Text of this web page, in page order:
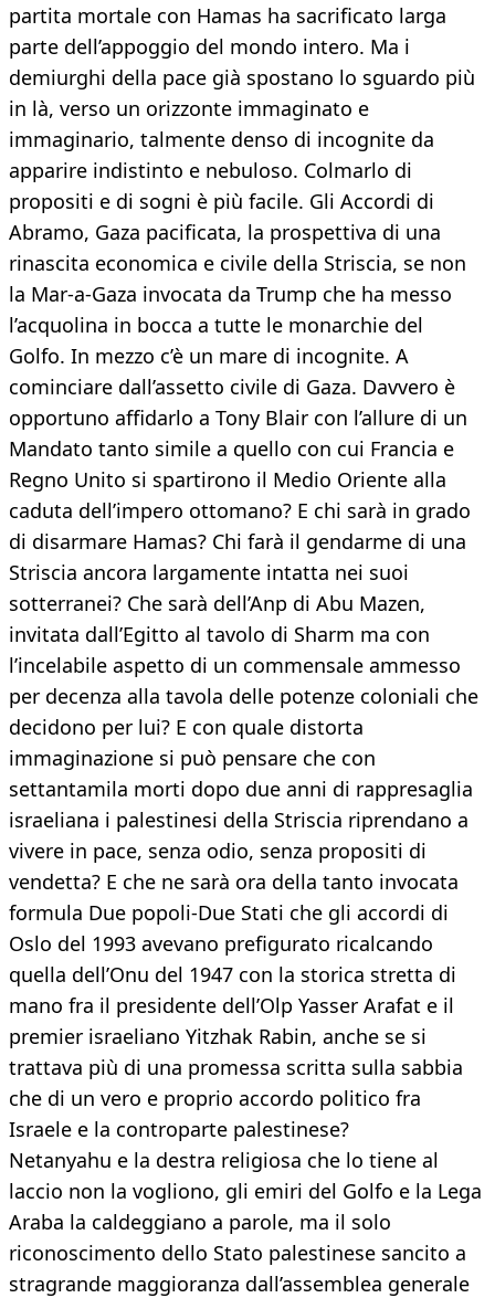
partita mortale con Hamas ha sacrificato larga
parte dell’appoggio del mondo intero. Ma i
demiurghi della pace già spostano lo sguardo più
in là, verso un orizzonte immaginato e
immaginario, talmente denso di incognite da
apparire indistinto e nebuloso. Colmarlo di
propositi e di sogni è più facile. Gli Accordi di
Abramo, Gaza pacificata, la prospettiva di una
rinascita economica e civile della Striscia, se non
la Mar-a-Gaza invocata da Trump che ha messo
l’acquolina in bocca a tutte le monarchie del
Golfo. In mezzo c’è un mare di incognite. A
cominciare dall’assetto civile di Gaza. Davvero è
opportuno affidarlo a Tony Blair con l’allure di un
Mandato tanto simile a quello con cui Francia e
Regno Unito si spartirono il Medio Oriente alla
caduta dell’impero ottomano? E chi sarà in grado
di disarmare Hamas? Chi farà il gendarme di una
Striscia ancora largamente intatta nei suoi
sotterranei? Che sarà dell’Anp di Abu Mazen,
invitata dall’Egitto al tavolo di Sharm ma con
l’incelabile aspetto di un commensale ammesso
per decenza alla tavola delle potenze coloniali che
decidono per lui? E con quale distorta
immaginazione si può pensare che con
settantamila morti dopo due anni di rappresaglia
israeliana i palestinesi della Striscia riprendano a
vivere in pace, senza odio, senza propositi di
vendetta? E che ne sarà ora della tanto invocata
formula Due popoli-Due Stati che gli accordi di
Oslo del 1993 avevano prefigurato ricalcando
quella dell’Onu del 1947 con la storica stretta di
mano fra il presidente dell’Olp Yasser Arafat e il
premier israeliano Yitzhak Rabin, anche se si
trattava più di una promessa scritta sulla sabbia
che di un vero e proprio accordo politico fra
Israele e la controparte palestinese?
Netanyahu e la destra religiosa che lo tiene al
laccio non la vogliono, gli emiri del Golfo e la Lega
Araba la caldeggiano a parole, ma il solo
riconoscimento dello Stato palestinese sancito a
stragrande maggioranza dall’assemblea generale